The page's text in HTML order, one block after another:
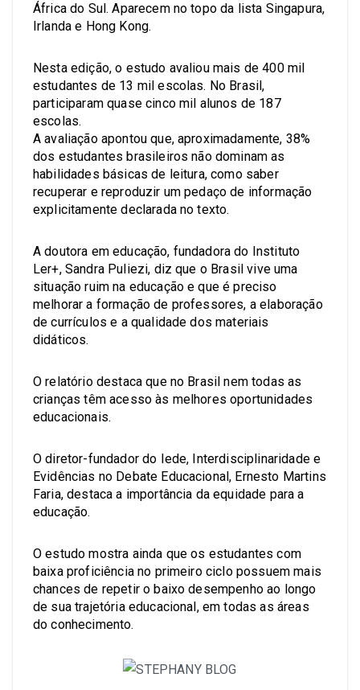
África do Sul. Aparecem no topo da lista Singapura,
Irlanda e Hong Kong.
Nesta edição, o estudo avaliou mais de 400 mil
estudantes de 13 mil escolas. No Brasil,
participaram quase cinco mil alunos de 187
escolas.
A avaliação apontou que, aproximadamente, 38%
dos estudantes brasileiros não dominam as
habilidades básicas de leitura, como saber
recuperar e reproduzir um pedaço de informação
explicitamente declarada no texto.
A doutora em educação, fundadora do Instituto
Ler+, Sandra Puliezi, diz que o Brasil vive uma
situação ruim na educação e que é preciso
melhorar a formação de professores, a elaboração
de currículos e a qualidade dos materiais
didáticos.
O relatório destaca que no Brasil nem todas as
crianças têm acesso às melhores oportunidades
educacionais.
O diretor-fundador do Iede, Interdisciplinaridade e
Evidências no Debate Educacional, Ernesto Martins
Faria, destaca a importância da equidade para a
educação.
O estudo mostra ainda que os estudantes com
baixa proficiência no primeiro ciclo possuem mais
chances de repetir o baixo desempenho ao longo
de sua trajetória educacional, em todas as áreas
do conhecimento.